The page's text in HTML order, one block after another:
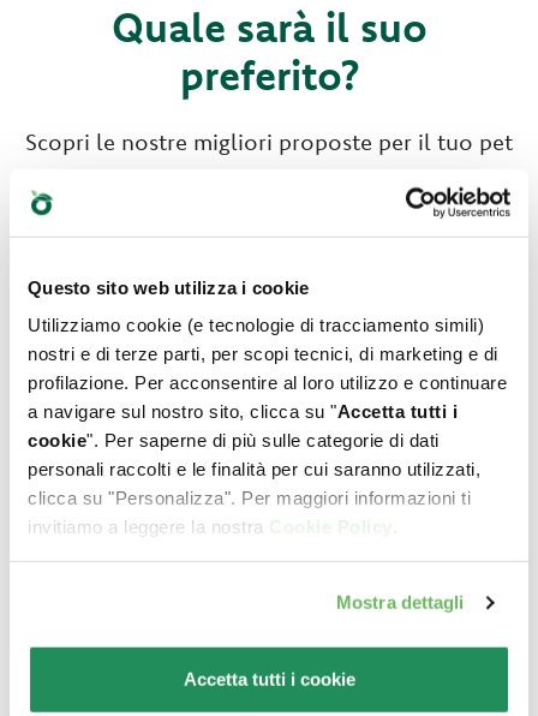
Questo sito web utilizza i cookie
Utilizziamo cookie (e tecnologie di tracciamento simili)
nostri e di terze parti, per scopi tecnici, di marketing e di
profilazione. Per acconsentire al loro utilizzo e continuare
a navigare sul nostro sito, clicca su "Accetta tutti i
cookie". Per saperne di più sulle categorie di dati
personali raccolti e le finalità per cui saranno utilizzati,
clicca su "Personalizza". Per maggiori informazioni ti
invitiamo a leggere la nostra Cookie Policy.
Mostra dettagli
Accetta tutti i cookie
Quale sarà il suo
preferito?
Scopri le nostre migliori proposte per il tuo pet